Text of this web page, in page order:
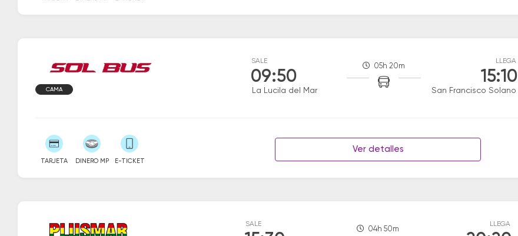
SALE
09:50
La Lucila del Mar
05h 20m
LLEGA
15:10
San Francisco Solano
CAMA
TARJETA DINERO MP E-TICKET
Ver detalles
SALE
04h 50m
LLEGA